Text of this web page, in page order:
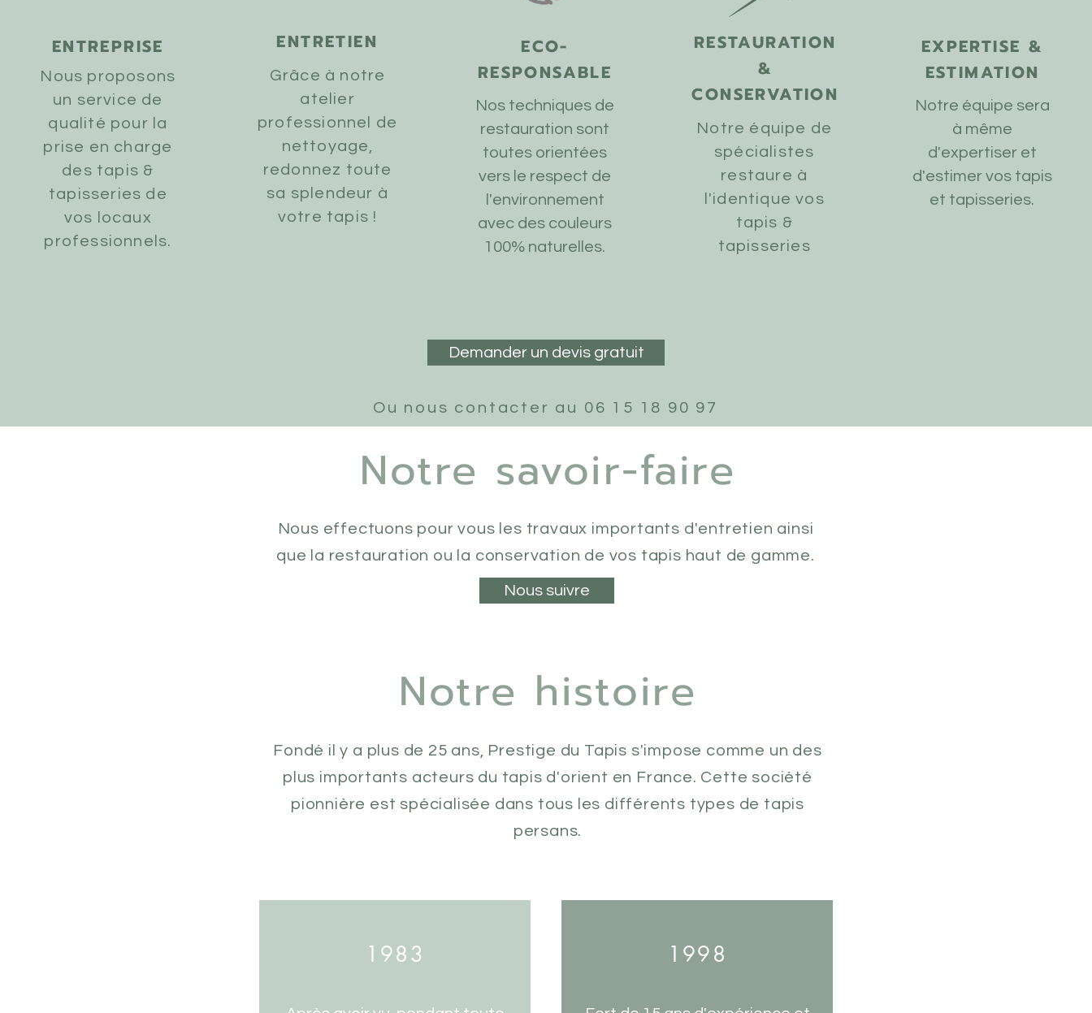
ENTREPRISE
Nous proposons
un service de
qualité pour la
prise en charge
des tapis &
tapisseries de
vos locaux
professionnels.
ENTRETIEN
Grâce à notre
atelier
professionnel de
nettoyage,
redonnez toute
sa splendeur à
votre tapis !
ECO-
RESPONSABLE
Nos techniques de
restauration sont
toutes orientées
vers le respect de
l'environnement
avec des couleurs
100% naturelles.
RESTAURATION
&
CONSERVATION
Notre équipe de
spécialistes
restaure à
l'identique vos
tapis &
tapisseries
EXPERTISE &
ESTIMATION
Notre équipe sera
à même
d'expertiser et
d'estimer vos tapis
et tapisseries.
Demander un devis gratuit
Ou nous contacter au 06 15 18 90 97
Notre savoir-faire
Nous effectuons pour vous les travaux importants d'entretien ainsi
que la restauration ou la conservation de vos tapis haut de gamme.
Nous suivre
Notre histoire
Fondé il y a plus de 25 ans, Prestige du Tapis s'impose comme un des
plus importants acteurs du tapis d'orient en France. Cette société
pionnière est spécialisée dans tous les différents types de tapis
persans.
1983 1998